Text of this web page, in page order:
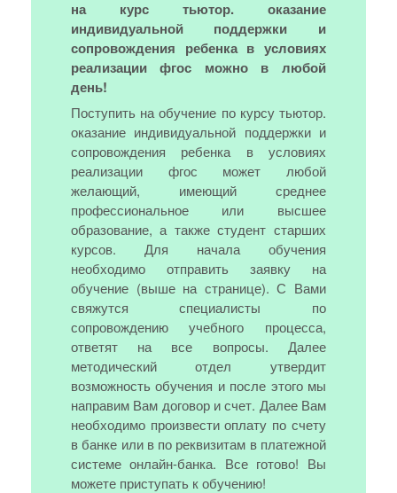
на курс тьютор. оказание
индивидуальной поддержки и
сопровождения ребенка в условиях
реализации фгос можно в любой
день!
Поступить на обучение по курсу тьютор.
оказание индивидуальной поддержки и
сопровождения ребенка в условиях
реализации фгос может любой
желающий, имеющий среднее
профессиональное или высшее
образование, а также студент старших
курсов. Для начала обучения
необходимо отправить заявку на
обучение (выше на странице). С Вами
свяжутся специалисты по
сопровождению учебного процесса,
ответят на все вопросы. Далее
методический отдел утвердит
возможность обучения и после этого мы
направим Вам договор и счет. Далее Вам
необходимо произвести оплату по счету
в банке или в по реквизитам в платежной
системе онлайн-банка. Все готово! Вы
можете приступать к обучению!